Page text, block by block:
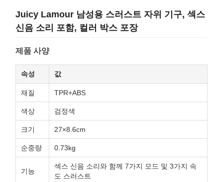
Juicy Lamour 남성용 스러스트 자위 기구, 섹스
신음 소리 포함, 컬러 박스 포장
제품 사양
속성 값
재질 TPR+ABS
색상 검정색
크기 27×8.6cm
순중량 0.73kg
기능
섹스 신음 소리와 함께 7가지 모드 및 3가지 속
도 스러스트